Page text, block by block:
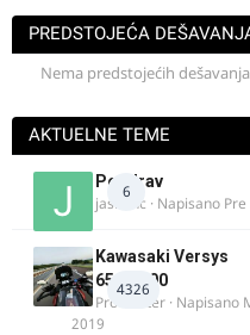
PREDSTOJEĆA
Nema predstojećih
AKTUELNE TEME
6
Pozdrav
jasminc · Napisano
4326
Kawasaki Versys
650/1000
ProMaster · Napisano
2019